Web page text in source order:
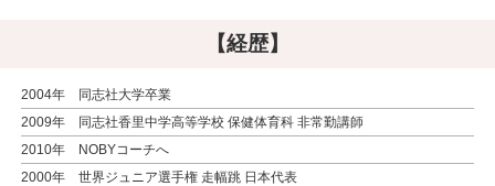
【経歴】
2004年 同志社大学卒業
2009年 同志社香里中学高等学校 保健体育科 非常勤講師
2010年 NOBYコーチへ
2000年 世界ジュニア選手権 走幅跳 日本代表